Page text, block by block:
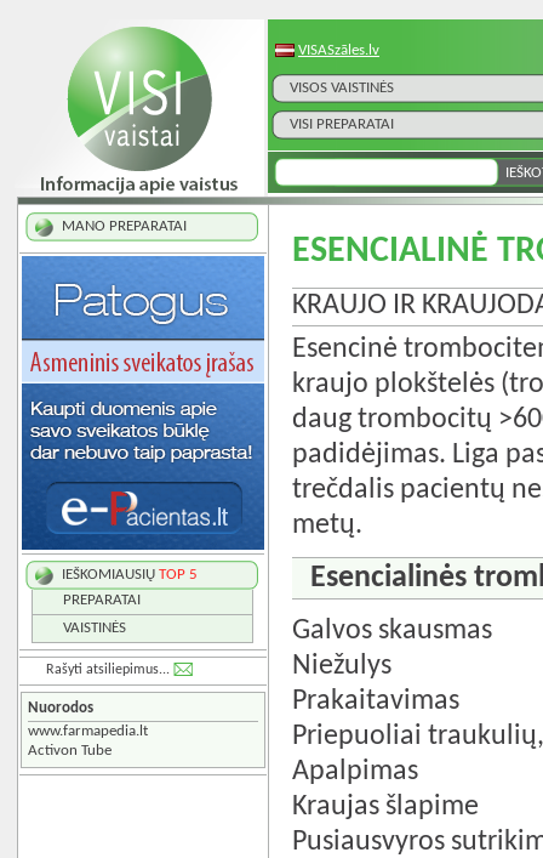
VISASzāles.lv
VISOS VAISTINĖS
VISI PREPARATAI
MANO PREPARATAI
IEŠKOMIAUSIŲ TOP 5
PREPARATAI
VAISTINĖS
Rašyti atsiliepimus...
Nuorodos
www.farmapedia.lt
Activon Tube
ESENCIALINĖ
KRAUJO IR
Esencinė
kraujo plokštelės
daug trombocitų
padidėjimas. Liga
trečdalis pacientų
metų.
Esencialinės
Galvos skausmas
Niežulys
Prakaitavimas
Priepuoliai
Apalpimas
Kraujas šlapime
Pusiausvyros